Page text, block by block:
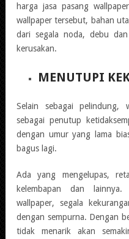
harga jasa pasang
wallpaper tersebut, bahan
dari segala noda, debu
kerusakan.
MENUTUPI
Selain sebagai pelindung,
sebagai penutup
dengan umur yang lama
bagus lagi.
Ada yang mengelupas,
kelembapan dan lainnya.
wallpaper, segala
dengan sempurna. Dengan
tidak menarik akan